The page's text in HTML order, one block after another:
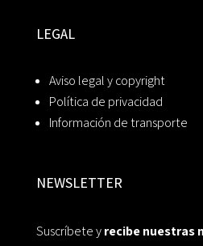
LEGAL
Aviso legal y copyright
Política de privacidad
Información de transporte
NEWSLETTER
Suscríbete yrecibe nuestras